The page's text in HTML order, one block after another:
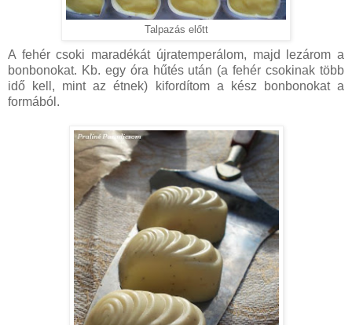
Talpazás előtt
A fehér csoki maradékát újratemperálom, majd lezárom a
bonbonokat. Kb. egy óra hűtés után (a fehér csokinak több
idő kell, mint az étnek) kifordítom a kész bonbonokat a
formából.